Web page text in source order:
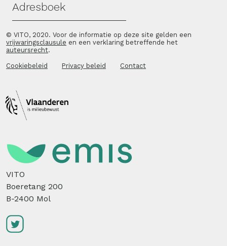
Adresboek
© VITO, 2020. Voor de informatie op deze site gelden een
vrijwaringsclausule en een verklaring betreffende het
auteursrecht.
Cookiebeleid Privacy beleid Contact
VITO
Boeretang 200
B-2400 Mol